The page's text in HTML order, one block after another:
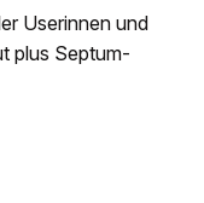
Userinnen und
plus Septum-